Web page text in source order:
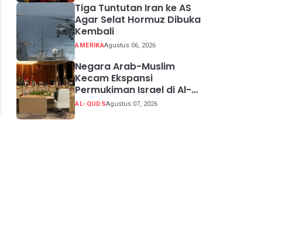
Tiga Tuntutan Iran ke AS
Agar Selat Hormuz Dibuka
Kembali
AMERIKAAgustus 06, 2026
Negara Arab-Muslim
Kecam Ekspansi
Permukiman Israel di Al-
Quds Timur
AL-QUDSAgustus 07, 2026